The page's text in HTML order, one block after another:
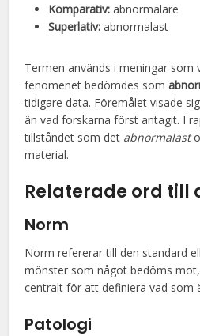
Komparativ: abnormalare
Superlativ: abnormalast
Termen används i meningar som
fenomenet bedömdes som
tidigare data. Föremålet visade
än vad forskarna först antagit. I
tillståndet som det abnormalast
material.
Relaterade ord till
Norm
Norm refererar till den standard
mönster som något bedöms
centralt för att definiera vad som
Patologi